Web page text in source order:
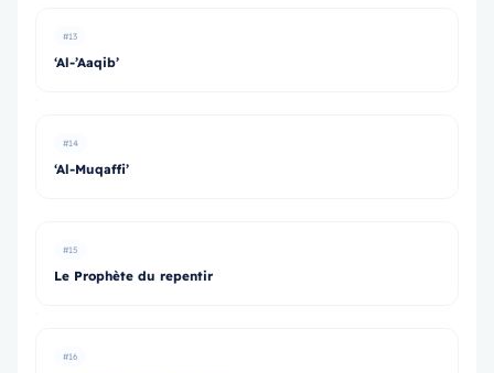
#13
‘Al-’Aaqib’
#14
‘Al-Muqaffi’
#15
Le Prophète du repentir
#16